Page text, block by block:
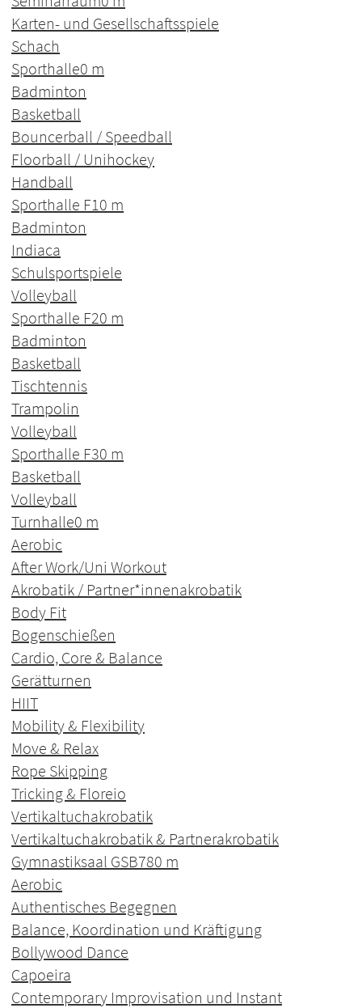
Karten- und Gesellschaftsspiele
Schach
Sporthalle0 m
Badminton
Basketball
Bouncerball / Speedball
Floorball / Unihockey
Handball
Sporthalle F10 m
Badminton
Indiaca
Schulsportspiele
Volleyball
Sporthalle F20 m
Badminton
Basketball
Tischtennis
Trampolin
Volleyball
Sporthalle F30 m
Basketball
Volleyball
Turnhalle0 m
Aerobic
After Work/Uni Workout
Akrobatik / Partner*innenakrobatik
Body Fit
Bogenschießen
Cardio, Core & Balance
Gerätturnen
HIIT
Mobility & Flexibility
Move & Relax
Rope Skipping
Tricking & Floreio
Vertikaltuchakrobatik
Vertikaltuchakrobatik & Partnerakrobatik
Gymnastiksaal GSB780 m
Aerobic
Authentisches Begegnen
Balance, Koordination und Kräftigung
Bollywood Dance
Capoeira
Contemporary Improvisation und Instant